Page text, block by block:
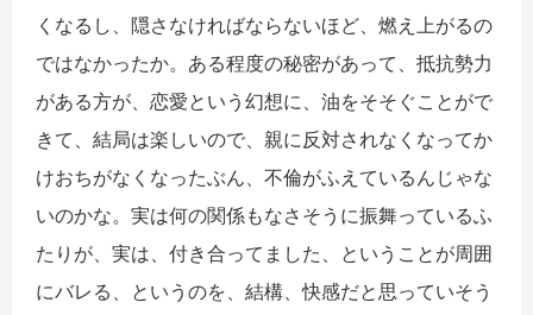
くなるし、隠さなければならないほど、燃え上がるの
ではなかったか。ある程度の秘密があって、抵抗勢力
がある方が、恋愛という幻想に、油をそそぐことがで
きて、結局は楽しいので、親に反対されなくなってか
けおちがなくなったぶん、不倫がふえているんじゃな
いのかな。実は何の関係もなさそうに振舞っているふ
たりが、実は、付き合ってました、ということが周囲
にバレる、というのを、結構、快感だと思っていそう